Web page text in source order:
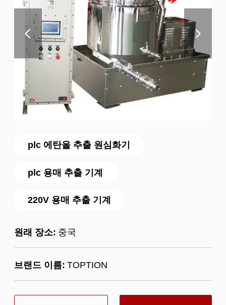
plc 에탄올 추출 원심화기
plc 용매 추출 기계
220V 용매 추출 기계
원래 장소: 중국
브랜드 이름: TOPTION